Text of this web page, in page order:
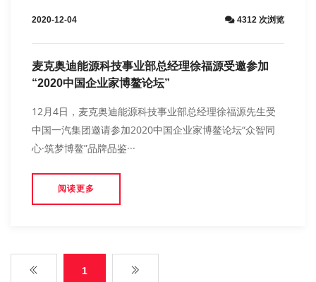
2020-12-04 4312 次浏览
麦克奥迪能源科技事业部总经理徐福源受邀参加
“2020中国企业家博鳌论坛”
12月4日，麦克奥迪能源科技事业部总经理徐福源先生受
中国一汽集团邀请参加2020中国企业家博鳌论坛“众智同
心·筑梦博鳌”品牌品鉴···
阅读更多
1